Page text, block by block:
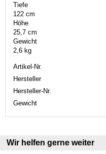
Tiefe
122 cm
Höhe
25,7 cm
Gewicht
2,6 kg
Artikel-Nr.
Hersteller
Hersteller-Nr.
Gewicht
Wir helfen gerne weiter